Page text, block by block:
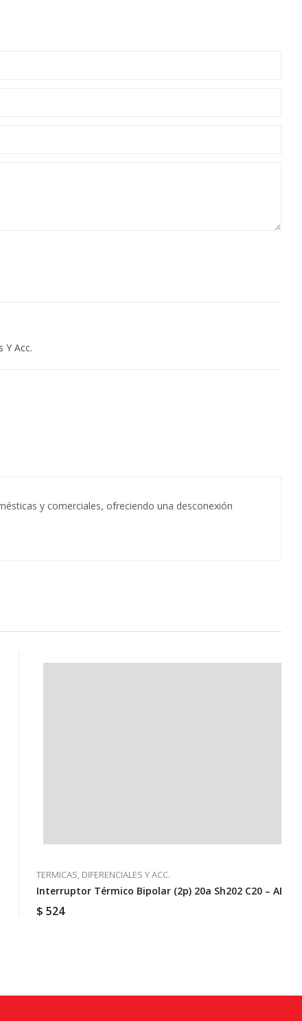
Y Acc.
y comerciales, ofreciendo una desconexión
TERMICAS, DIFERENCIALES Y ACC.
Interruptor Térmico Bipolar (2p) 20a Sh202 C20 – ABB
$ 524